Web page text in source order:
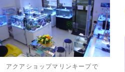
アクアショップマリンキープで